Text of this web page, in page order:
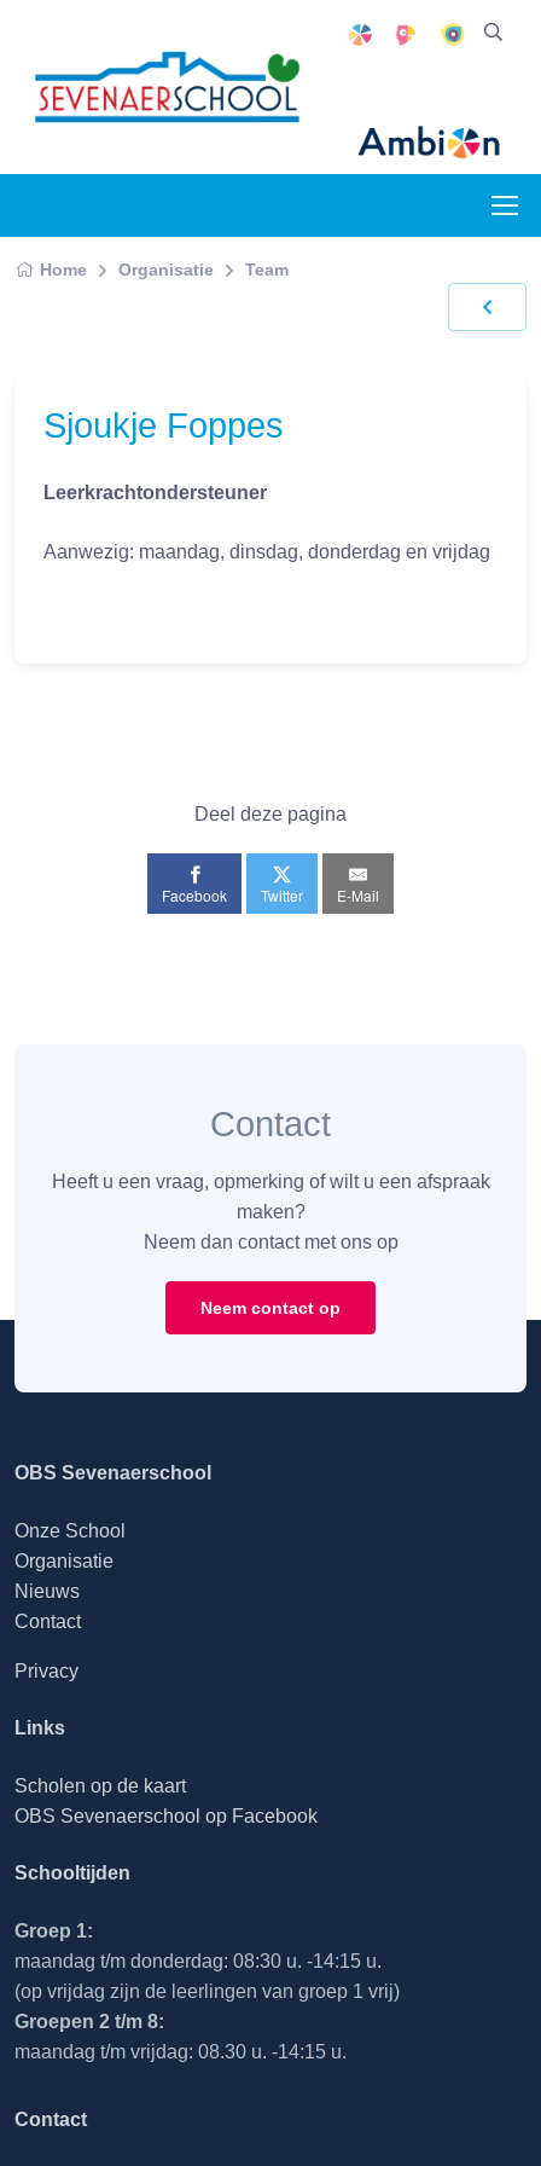
Home Organisatie Team
Sjoukje Foppes
Leerkrachtondersteuner
Aanwezig: maandag, dinsdag, donderdag en vrijdag
Deel deze pagina
Facebook Twitter E-Mail
Contact
Heeft u een vraag, opmerking of wilt u een afspraak
maken?
Neem dan contact met ons op
Neem contact op
OBS Sevenaerschool
Onze School
Organisatie
Nieuws
Contact
Privacy
Links
Scholen op de kaart
OBS Sevenaerschool op Facebook
Schooltijden
Groep 1:
maandag t/m donderdag: 08:30 u. -14:15 u.
(op vrijdag zijn de leerlingen van groep 1 vrij)
Groepen 2 t/m 8:
maandag t/m vrijdag: 08.30 u. -14:15 u.
Contact